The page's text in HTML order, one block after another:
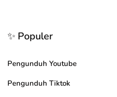
✨ Populer
Pengunduh Youtube
Pengunduh Tiktok